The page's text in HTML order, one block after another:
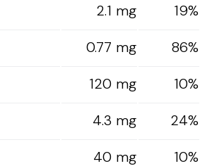
2.1 mg
19%
0.77 mg
86%
120 mg
10%
4.3 mg
24%
40 mg
10%